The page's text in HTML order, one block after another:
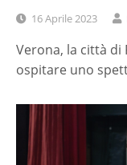
16 Aprile 2023
Verona, la città di
ospitare uno